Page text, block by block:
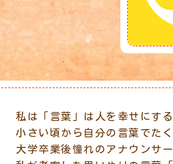
私は「言葉」は人を幸せにす
小さい頃から自分の言葉でた
大学卒業後憧れのアナウンサー